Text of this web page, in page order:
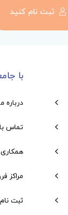
ثبت نام کنید
با
درباره
تماس
همکاری
مراکز
ثبت